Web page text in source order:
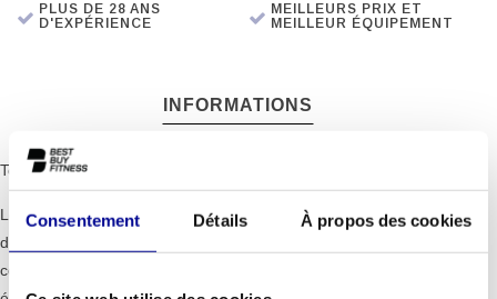
Consentement Détails À propos des cookies
PLUS DE 28 ANS
D'EXPÉRIENCE
MEILLEURS PRIX ET
MEILLEUR ÉQUIPEMENT
INFORMATIONS
Technogym Indoor Cycle
Le Group Cycle Ride de Technogym est un vélo d'appartement qui
donne l'impression de rouler sur la route. Les vélos d'appartement
conviennent au cardio-training pour brûler des calories, mais sont